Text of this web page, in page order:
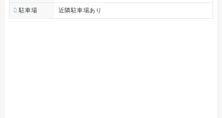
駐車場 近隣駐車場あり